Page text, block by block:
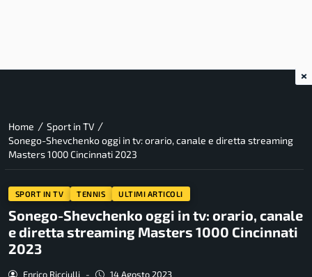
Home / Sport in TV /
Sonego-Shevchenko oggi in tv: orario, canale e diretta streaming
Masters 1000 Cincinnati 2023
SPORT IN TV TENNIS ULTIMI ARTICOLI
Sonego-Shevchenko oggi in tv: orario, canale
e diretta streaming Masters 1000 Cincinnati
2023
Enrico Ricciulli - 14 Agosto 2023
×